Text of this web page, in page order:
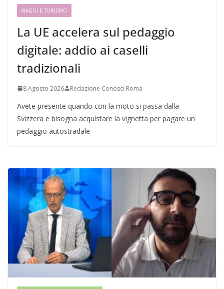
VIAGGI E TURISMO
La UE accelera sul pedaggio
digitale: addio ai caselli
tradizionali
8 Agosto 2026 Redazione Conosci Roma
Avete presente quando con la moto si passa dalla
Svizzera e bisogna acquistare la vignetta per pagare un
pedaggio autostradale